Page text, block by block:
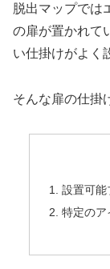
脱出マップでは
の扉が置かれて
い仕掛けがよく
そんな扉の仕掛
設置可能
特定のア